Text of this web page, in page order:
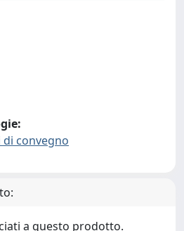
convegno
a questo prodotto.